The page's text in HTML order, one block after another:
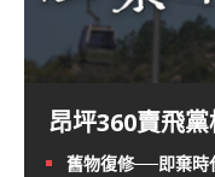
昂坪360賣飛
舊物復修──即棄時